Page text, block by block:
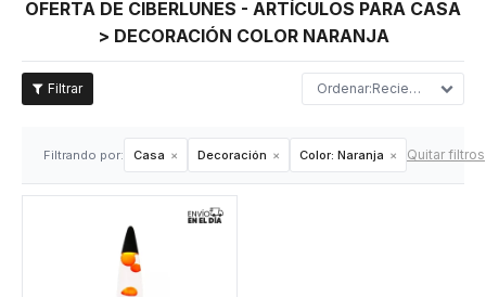
OFERTA DE CIBERLUNES - ARTÍCULOS PARA CASA
> DECORACIÓN COLOR NARANJA
Recientes
Filtrando por: Casa Decoración Color: Naranja Quitar filtros